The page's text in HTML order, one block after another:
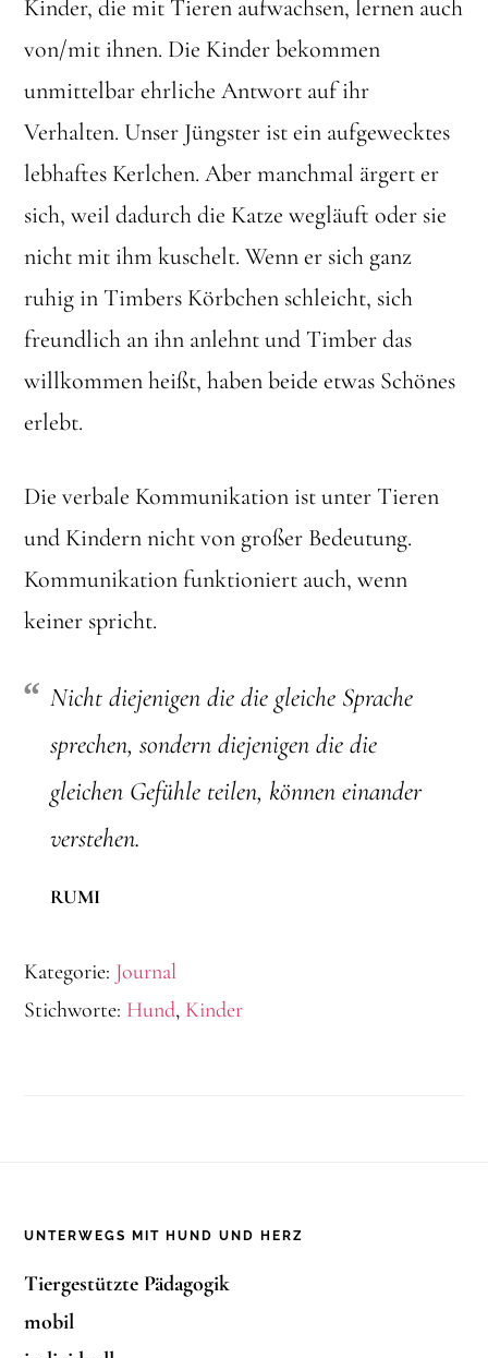
Kinder, die mit Tieren aufwachsen, lernen auch
von/mit ihnen. Die Kinder bekommen
unmittelbar ehrliche Antwort auf ihr
Verhalten. Unser Jüngster ist ein aufgewecktes
lebhaftes Kerlchen. Aber manchmal ärgert er
sich, weil dadurch die Katze wegläuft oder sie
nicht mit ihm kuschelt. Wenn er sich ganz
ruhig in Timbers Körbchen schleicht, sich
freundlich an ihn anlehnt und Timber das
willkommen heißt, haben beide etwas Schönes
erlebt.
Die verbale Kommunikation ist unter Tieren
und Kindern nicht von großer Bedeutung.
Kommunikation funktioniert auch, wenn
keiner spricht.
Nicht diejenigen die die gleiche Sprache
sprechen, sondern diejenigen die die
gleichen Gefühle teilen, können einander
verstehen.
RUMI
Kategorie: Journal
Stichworte: Hund, Kinder
UNTERWEGS MIT HUND UND HERZ
Tiergestützte Pädagogik
mobil